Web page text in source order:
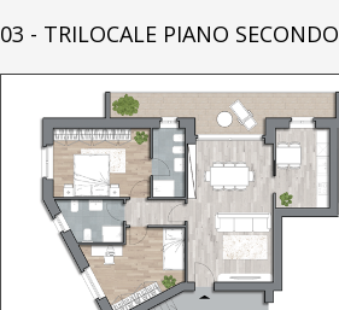
03 - TRILOCALE PIANO SECONDO